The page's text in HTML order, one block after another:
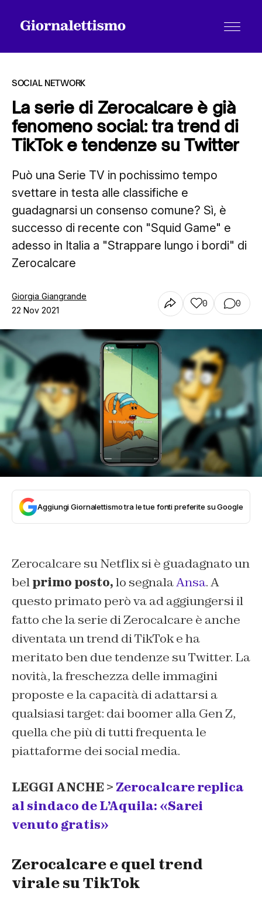
Tutti gli articoli
Chi siamo
Contatti
SOCIAL NETWORK
La serie di Zerocalcare è già
fenomeno social: tra trend di
TikTok e tendenze su Twitter
Può una Serie TV in pochissimo tempo
svettare in testa alle classifiche e
guadagnarsi un consenso comune? Sì, è
successo di recente con "Squid Game" e
adesso in Italia a "Strappare lungo i bordi" di
Zerocalcare
Giorgia Giangrande
22 Nov 2021
0 0
Aggiungi Giornalettismo tra le tue fonti preferite su Google
Zerocalcare su Netflix si è guadagnato un
belprimo posto,lo segnalaAnsa. A
questo primato però va ad aggiungersi il
fatto che la serie di Zerocalcare è anche
diventata un trend di TikTok e ha
meritato ben due tendenze su Twitter. La
novità, la freschezza delle immagini
proposte e la capacità di adattarsi a
qualsiasi target: dai boomer alla Gen Z,
quella che più di tutti frequenta le
piattaforme dei social media.
LEGGI ANCHE > Zerocalcare replica
al sindaco de L’Aquila: «Sarei
venuto gratis»
Zerocalcare e quel trend
virale su TikTok